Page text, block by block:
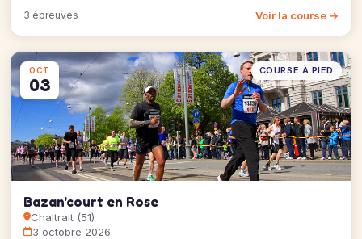
3 épreuves Voir la course →
OCT
03
COURSE À PIED
Bazan'court en Rose
Chaltrait (51)
3 octobre 2026